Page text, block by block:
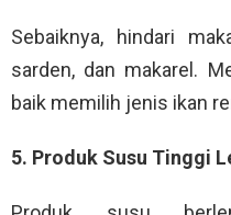
Sebaiknya, hindari
sarden, dan makarel.
baik memilih jenis ikan
5. Produk Susu Tinggi